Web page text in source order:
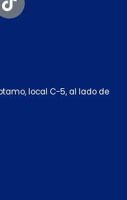
local C-5, al lado de